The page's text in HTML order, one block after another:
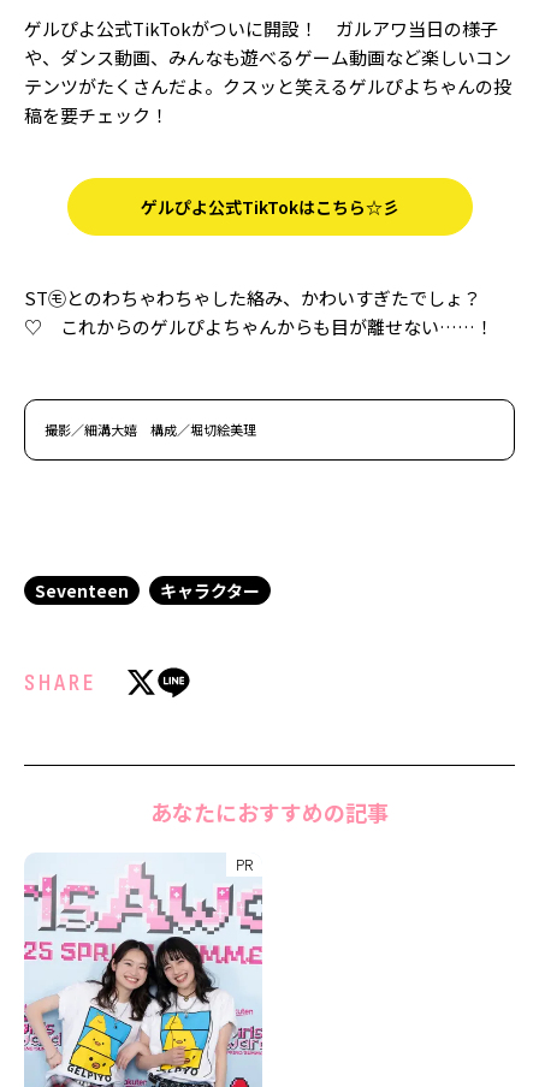
ゲルぴよ公式TikTokがついに開設！ ガルアワ当日の様子
や、ダンス動画、みんなも遊べるゲーム動画など楽しいコン
テンツがたくさんだよ。クスッと笑えるゲルぴよちゃんの投
稿を要チェック！
ゲルぴよ公式TikTokはこちら☆彡
ST㋲とのわちゃわちゃした絡み、かわいすぎたでしょ？
♡ これからのゲルぴよちゃんからも目が離せない……！
撮影／細溝大嬉 構成／堀切絵美理
Seventeen キャラクター
SHARE
あなたにおすすめの記事
PR